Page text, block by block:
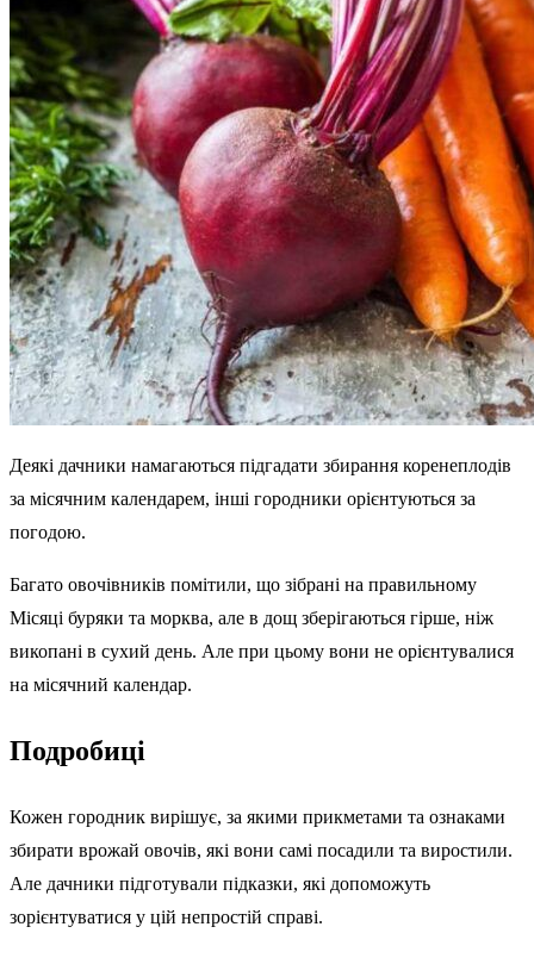
Деякі дачники намагаються підгадати збирання коренеплодів
за місячним календарем, інші городники орієнтуються за
погодою.
Багато овочівників помітили, що зібрані на правильному
Місяці буряки та морква, але в дощ зберігаються гірше, ніж
викопані в сухий день. Але при цьому вони не орієнтувалися
на місячний календар.
Подробиці
Кожен городник вирішує, за якими прикметами та ознаками
збирати врожай овочів, які вони самі посадили та виростили.
Але дачники підготували підказки, які допоможуть
зорієнтуватися у цій непростій справі.